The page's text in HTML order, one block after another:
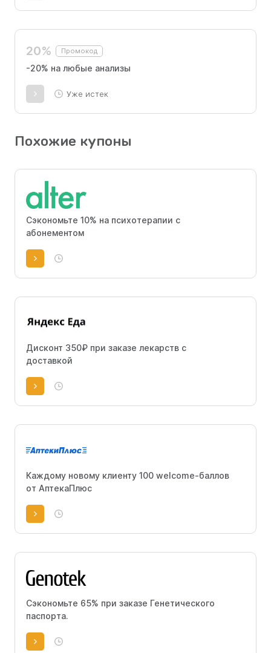
20% Промокод
-20% на любые анализы
Уже истек
Похожие купоны
Сэкономьте 10% на психотерапии с
абонементом
Дисконт 350₽ при заказе лекарств с
доставкой
Каждому новому клиенту 100 welcome-баллов
от АптекаПлюс
Сэкономьте 65% при заказе Генетического
паспорта.